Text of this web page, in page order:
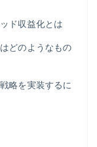
ド収益化とは
どのようなもの
略を実装するに